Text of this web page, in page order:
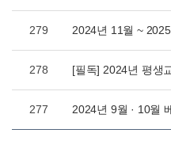
279 2024년 11월 ~
278 [필독] 2024년 평생
277 2024년 9월 · 10월